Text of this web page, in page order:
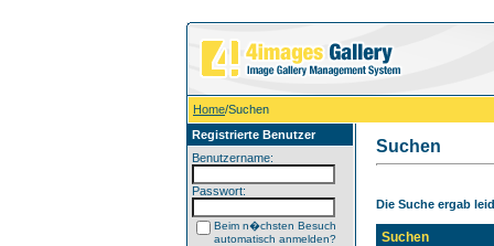
Home/Suchen
Registrierte Benutzer
Benutzername:
Passwort:
Beim n�chsten Besuch
automatisch anmelden?
Suchen
Die Suche ergab
Suchen